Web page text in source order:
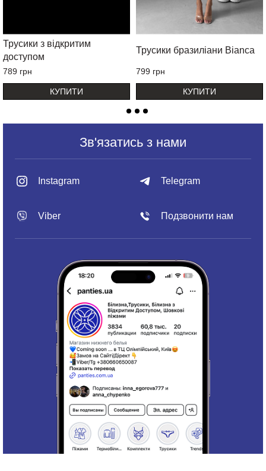
Трусики з відкритим
доступом
789 грн
КУПИТИ
Трусики бразиліани Bianca
799 грн
КУПИТИ
Зв'язатись з нами
Instagram Telegram
Viber Подзвонити нам